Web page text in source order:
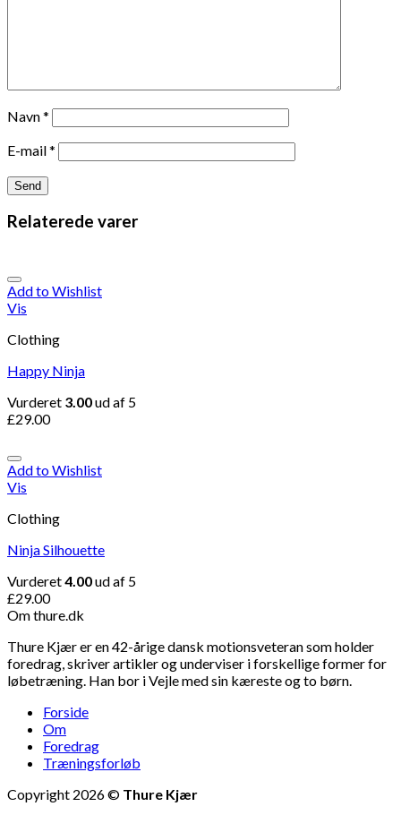
Navn*
E-mail*
Relaterede varer
Add to Wishlist
Vis
Clothing
Happy Ninja
Vurderet 3.00ud af 5
£29.00
Add to Wishlist
Vis
Clothing
Ninja Silhouette
Vurderet4.00ud af 5
£29.00
Om thure.dk
Thure Kjær er en 42-årige dansk motionsveteran som holder
foredrag, skriver artikler og underviser i forskellige former for
løbetræning. Han bor i Vejle med sin kæreste og to børn.
Forside
Om
Foredrag
Træningsforløb
Copyright 2026 © Thure Kjær